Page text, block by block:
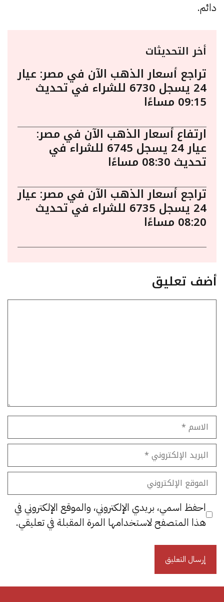
دائم.
أخر التحديثات
تراجع أسعار الذهب الآن في مصر: عيار
24 يسجل 6730 للشراء في تحديث
09:15 مساءًا
ارتفاع أسعار الذهب الآن في مصر:
عيار 24 يسجل 6745 للشراء في
تحديث 08:30 مساءًا
تراجع أسعار الذهب الآن في مصر: عيار
24 يسجل 6735 للشراء في تحديث
08:20 مساءًا
أضف تعليق
الاسم
البريد
الإلكتروني
الموقع
الإلكتروني
احفظ اسمي، بريدي الإلكتروني، والموقع الإلكتروني في
هذا المتصفح لاستخدامها المرة المقبلة في تعليقي.